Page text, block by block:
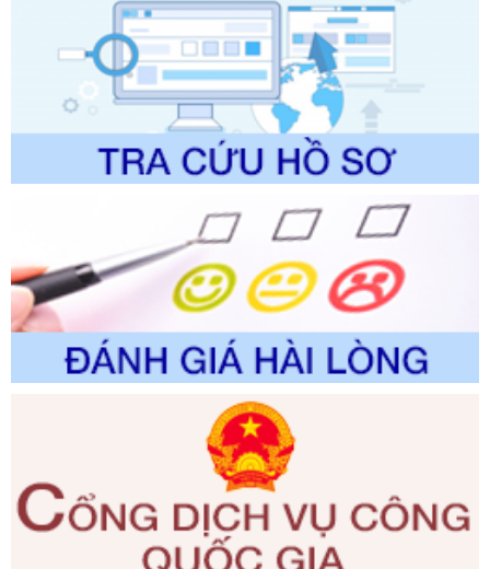
thuộc phạm vi giải quyết của Sở Nông nghiệp và Môi
Ngày ban hành: 01/06/2026
Số kí hiệu:2300/QĐ-UBND
Tên: V/v công bố danh mục thủ tục hành chính được sửa
đổi, bổ sung và phê duyệt quy trình nội bộ, quy trình điện tử
giải quyết thủ tục hành chính trong lĩnh vực Luật sư thuộc
phạm vi chức năng quản lý của Sở Tư pháp
351/2025/NĐ-CP
Tên: Nghị định số 351/2025/NĐ-CP của Chính phủ: Quy
định chuẩn nghèo đa chiều quốc gia giai đoạn 2026 - 2030
Ngày ban hành: 29/12/2026
Số kí hiệu: 3014/QĐ-UBND
Tên: Quyết định về việc công bố danh mục thủ tục hành
đầu tư, lĩnh vực đấu thầu lựa chọn nhà thầu thuộc thẩm
quyền giải quyết của Sở Tài chính và Ban Quản lý Khu kinh
Ngày ban hành: 23/09/2026
Số kí hiệu:292/2026/NĐ-CP
Tên: Nghị định số 292/2026/NĐ-CP của Chính phủ: Quy
định chi tiết một số điều và biện pháp để tổ chức, hướng